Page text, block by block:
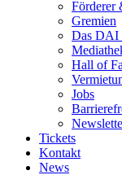
Förderer
Gremien
Das DAI
Hall of
Jobs
Tickets
Kontakt
News